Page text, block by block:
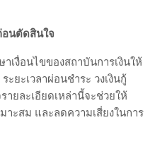
อนตัดสินใจ
เงื่อนไขของสถาบันการเงินให้
ะยะเวลาผ่อนชำระ วงเงินกู้
ายละเอียดเหล่านี้จะช่วยให้
าะสม และลดความเสี่ยงในการ